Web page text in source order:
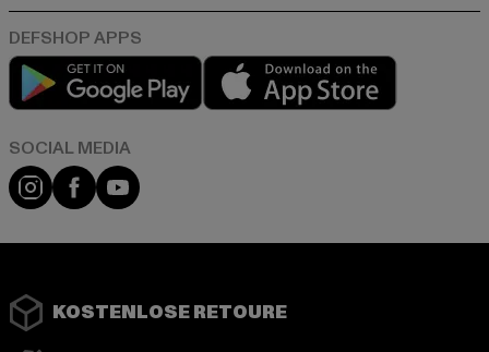
Play market
Instagram
FacebookYouTube
KOSTENLOSE RETOURE